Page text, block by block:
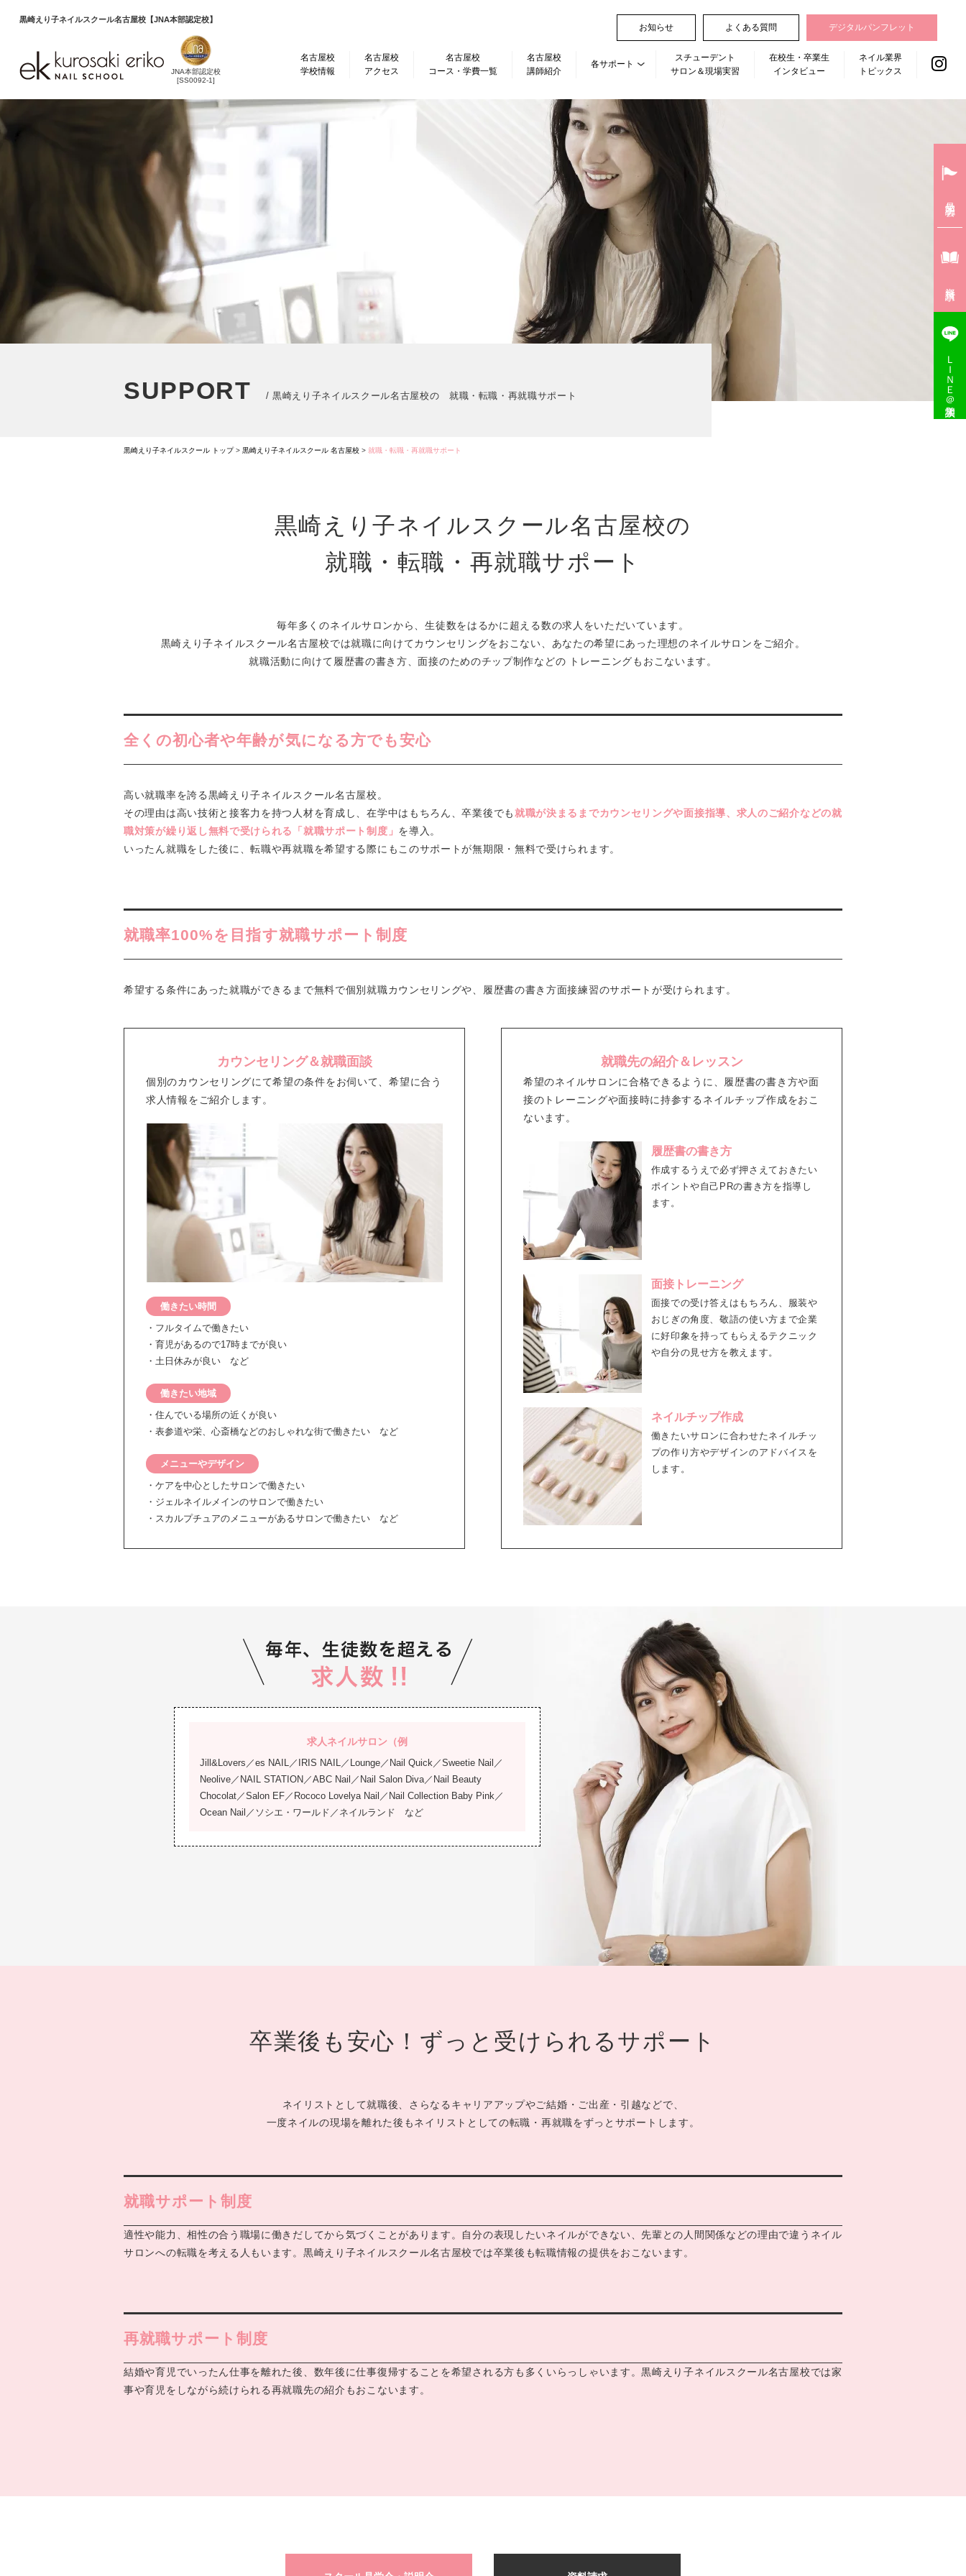
黒崎えり子ネイルスクール名古屋校【JNA本部認定校】
JNA本部認定校
[SS0092-1]
名古屋校
学校情報
名古屋校
アクセス
名古屋校
コース・学費一覧
名古屋校
講師紹介
各サポート
スチューデント
サロン＆現場実習
在校生・卒業生
インタビュー
ネイル業界
トピックス
お知らせ よくある質問 デジタルパンフレット
SUPPORT / 黒崎えり子ネイルスクール名古屋校の 就職・転職・再就職サポート
黒崎えり子ネイルスクール トップ> 黒崎えり子ネイルスクール 名古屋校 > 就職・転職・再就職サポート
黒崎えり子ネイルスクール名古屋校の
就職・転職・再就職サポート
毎年多くのネイルサロンから、生徒数をはるかに超える数の求人をいただいています。
黒崎えり子ネイルスクール名古屋校では就職に向けてカウンセリングをおこない、 あなたの希望にあった理想のネイルサロンをご紹介。
就職活動に向けて履歴書の書き方、面接のためのチップ制作などの トレーニングもおこないます。
全くの初心者や年齢が気になる方でも安心
高い就職率を誇る黒崎えり子ネイルスクール名古屋校。
その理由は高い技術と接客力を持つ人材を育成し、在学中はもちろん、卒業後でも就職が決まるまでカウンセリングや面接指導、求人のご紹介などの就
職対策が繰り返し無料で受けられる「就職サポート制度」 を導入。
いったん就職をした後に、転職や再就職を希望する際にもこのサポートが無期限・無料で受けられます。
就職率100%を目指す就職サポート制度
希望する条件にあった就職ができるまで無料で個別就職カウンセリングや、履歴書の書き方面接練習のサポートが受けられます。
カウンセリング＆就職面談
個別のカウンセリングにて希望の条件をお伺いて、希望に合う
求人情報をご紹介します。
働きたい時間
・フルタイムで働きたい
・育児があるので17時までが良い
・土日休みが良い など
働きたい地域
・住んでいる場所の近くが良い
・表参道や栄、心斎橋などのおしゃれな街で働きたい など
メニューやデザイン
・ケアを中心としたサロンで働きたい
・ジェルネイルメインのサロンで働きたい
・スカルプチュアのメニューがあるサロンで働きたい など
就職先の紹介＆レッスン
希望のネイルサロンに合格できるように、履歴書の書き方や面
接のトレーニングや面接時に持参するネイルチップ作成をおこ
ないます。
履歴書の書き方
作成するうえで必ず押さえておきたい
ポイントや自己PRの書き方を指導し
ます。
面接トレーニング
面接での受け答えはもちろん、服装や
おじぎの角度、敬語の使い方まで企業
に好印象を持ってもらえるテクニック
や自分の見せ方を教えます。
ネイルチップ作成
働きたいサロンに合わせたネイルチッ
プの作り方やデザインのアドバイスを
します。
求人ネイルサロン（例
Jill&Lovers／es NAIL／IRIS NAIL／Lounge／Nail Quick／Sweetie Nail／
Neolive／NAIL STATION／ABC Nail／Nail Salon Diva／Nail Beauty
Chocolat／Salon EF／Rococo Lovelya Nail／Nail Collection Baby Pink／
Ocean Nail／ソシエ・ワールド／ネイルランド など
卒業後も安心！ ずっと受けられるサポート
ネイリストとして就職後、さらなるキャリアアップやご結婚・ご出産・引越などで、
一度ネイルの現場を離れた後もネイリストとしての転職・再就職をずっとサポートします。
就職サポート制度
適性や能力、相性の合う職場に働きだしてから気づくことがあります。自分の表現したいネイルができない、先輩との人間関係などの理由で違うネイル
サロンへの転職を考える人もいます。黒崎えり子ネイルスクール名古屋校では卒業後も転職情報の提供をおこないます。
再就職サポート制度
結婚や育児でいったん仕事を離れた後、数年後に仕事復帰することを希望される方も多くいらっしゃいます。黒崎えり子ネイルスクール名古屋校では家
事や育児をしながら続けられる再就職先の紹介もおこないます。
ＬＩＮＥ＠入学相談